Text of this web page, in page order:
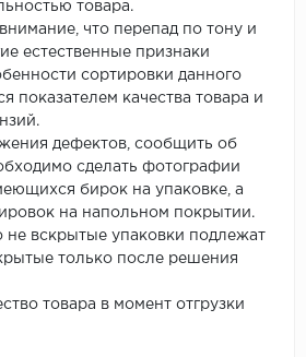
товара.
что перепад по тону и
естественные признаки
сортировки данного
показателем качества товара и
дефектов, сообщить об
сделать фотографии
бирок на упаковке, а
на напольном покрытии.
не вскрытые упаковки подлежат
только после решения
товара в момент отгрузки